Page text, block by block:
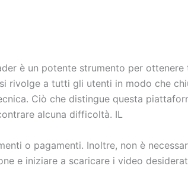
è un potente strumento per
rivolge a tutti gli utenti in modo che
Ciò che distingue questa
alcuna difficoltà. IL
o pagamenti. Inoltre, non è
e iniziare a scaricare i video